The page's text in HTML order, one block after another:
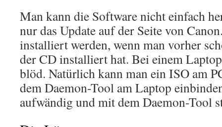
Man kann die Software nicht einfach
nur das Update auf der Seite von
installiert werden, wenn man vorher
der CD installiert hat. Bei einem
blöd. Natürlich kann man ein ISO am
dem Daemon-Tool am Laptop
aufwändig und mit dem Daemon-Tool